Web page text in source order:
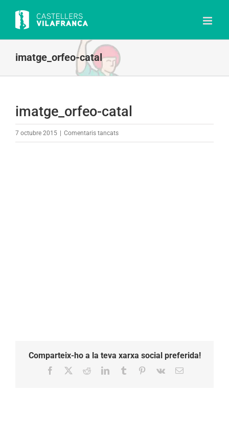
content
imatge_orfeo-catal
imatge_orfeo-catal
7 octubre 2015 Comentaris tancatsa
Comparteix-ho a la teva xarxa social preferida!
Facebook RedditLinkedInTumblr Pinterest
Vk Email: